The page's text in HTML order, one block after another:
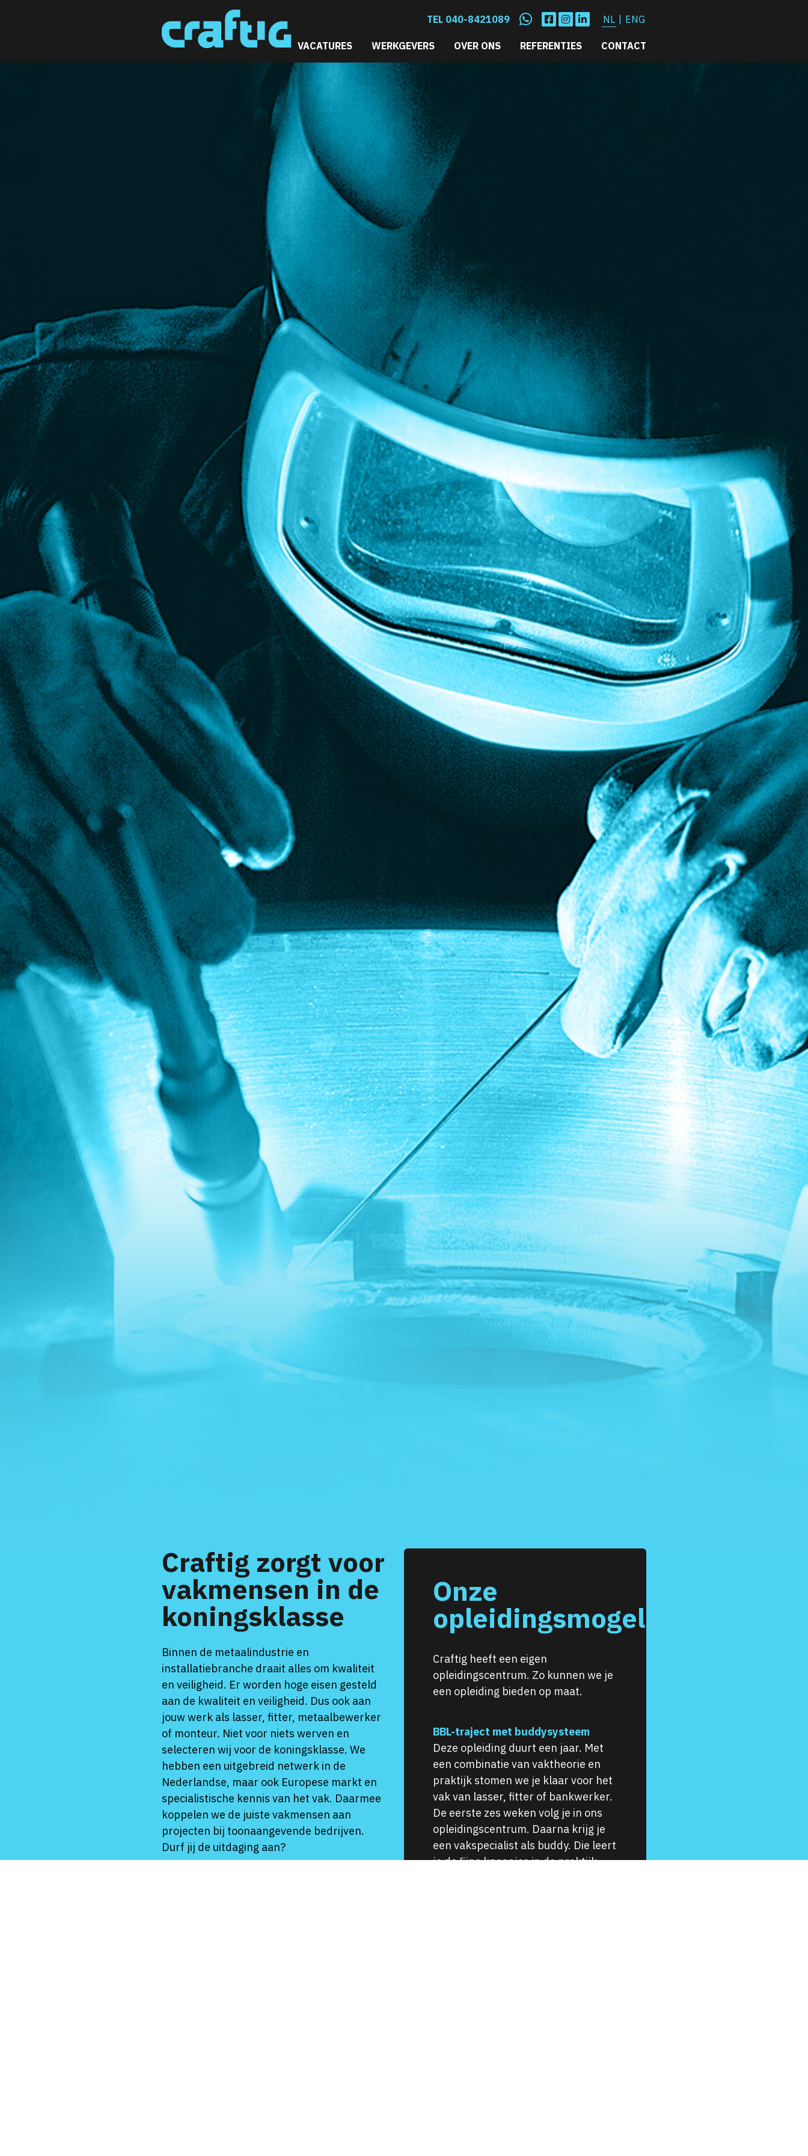
TEL 040-8421089 NL | ENG
VACATURES WERKGEVERS OVER ONS REFERENTIES CONTACT
Craftig zorgt voor
vakmensen in de
koningsklasse
Binnen de metaalindustrie en
installatiebranche draait alles om kwaliteit
en veiligheid. Er worden hoge eisen gesteld
aan de kwaliteit en veiligheid. Dus ook aan
jouw werk als lasser, fitter, metaalbewerker
of monteur. Niet voor niets werven en
selecteren wij voor de koningsklasse. We
hebben een uitgebreid netwerk in de
Nederlandse, maar ook Europese markt en
specialistische kennis van het vak. Daarmee
koppelen we de juiste vakmensen aan
projecten bij toonaangevende bedrijven.
Durf jij de uitdaging aan?
Onze
opleidingsmogelijkheden
Craftig heeft een eigen
opleidingscentrum. Zo kunnen we je
een opleiding bieden op maat.
BBL-traject met buddysysteem
Deze opleiding duurt een jaar. Met
een combinatie van vaktheorie en
praktijk stomen we je klaar voor het
vak van lasser, fitter of bankwerker.
De eerste zes weken volg je in ons
opleidingscentrum. Daarna krijg je
een vakspecialist als buddy. Die leert
je de fijne kneepjes in de praktijk.